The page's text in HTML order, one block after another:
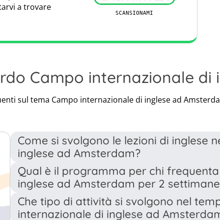
musica,...
falò,...
l'High Tea e per la cerimonia di consegna dei
a trovare
SCANSIONAMI
Campo internazionale di
sul tema Campo internazionale di inglese ad
Come si svolgono le lezioni di inglese
inglese ad Amsterdam?
Nel campo internazionale di inglese ad Amsterdam,
La prima lezione si concentra sulla grammatica e sul
conversazione, alla pronuncia e alle presentazioni.
applicate immediatamente nella seconda, offrendo
Qual è il programma per chi
inglese ad Amsterdam per 2
I partecipanti che frequentano il campo per 2
durante la seconda settimana e partecipano a una
Che tipo di attività si svolgono nel
internazionale di inglese ad